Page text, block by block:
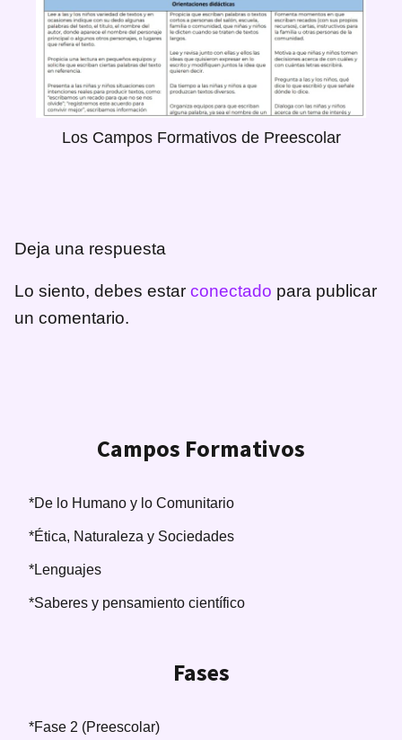
Los Campos Formativos de Preescolar
Deja una respuesta
Lo siento, debes estar conectado para publicar
un comentario.
Campos Formativos
*De lo Humano y lo Comunitario
*Ética, Naturaleza y Sociedades
*Lenguajes
*Saberes y pensamiento científico
Fases
*Fase 2 (Preescolar)